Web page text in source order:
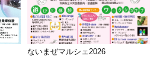
ないまぜマルシェ2026